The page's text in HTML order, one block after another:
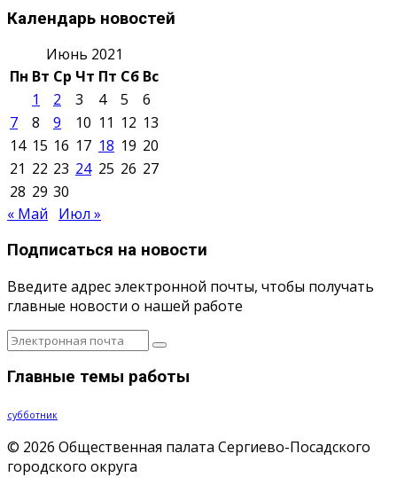
Календарь новостей
Июнь 2021
Пн Вт Ср Чт Пт Сб Вс
1
2 3 4 5
6
7
8 9 10 11 12 13
14 15 16 17 18 19 20
21 22 23 24 25 26 27
28 29 30
« Май
Июл »
Подписаться на новости
Введите адрес электронной почты, чтобы получать
главные новости о нашей работе
Главные темы работы
субботник
© 2026 Общественная палата Сергиево-Посадского
городского округа